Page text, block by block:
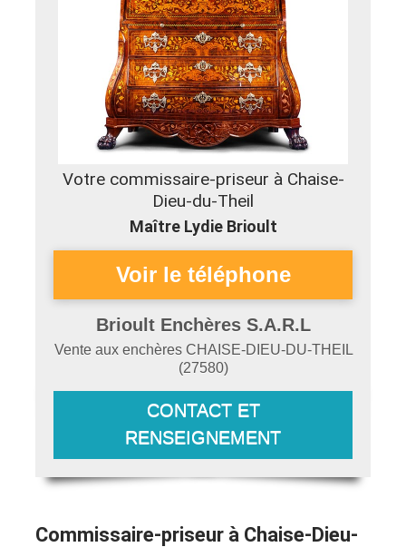
Votre commissaire-priseur à Chaise-
Dieu-du-Theil
Maître Lydie Brioult
Brioult Enchères S.A.R.L
Vente aux enchères CHAISE-DIEU-DU-THEIL
(27580)
CONTACT ET
RENSEIGNEMENT
Commissaire-priseur à Chaise-Dieu-